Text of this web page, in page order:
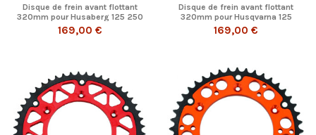
Disque de frein avant flottant
320mm pour Husaberg 125 250
300 350...
169,00 €
Disque de frein avant flottant
320mm pour Husqvarna 125
250 300 350...
169,00 €